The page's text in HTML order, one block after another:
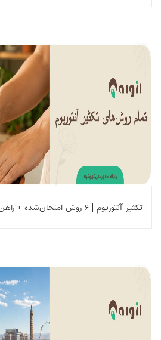
اگر یک‌بار گل کاغذی (بوگنویلیا) را در
بیشتر بخوانیم ...
آنتوریوم یکی از معدود گیاهان
بیشتر بخوانیم ...
تکثیر آنتوریوم | ۶ روش امتحان‌شده + راهن...